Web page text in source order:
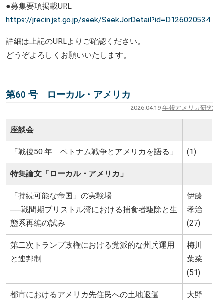
●募集要項掲載URL
https://jrecin.jst.go.jp/seek/SeekJorDetail?id=D126020534
詳細は上記のURLよりご確認ください。
どうぞよろしくお願いいたします。
第60 号 ローカル・アメリカ
2026.04.19 年報アメリカ研究
座談会
「戦後50 年 ベトナム戦争とアメリカを語る 」 (1)
特集論文「 ローカル・アメリカ 」
「持続可能な帝国」の実験場
──戦間期ブリストル湾における捕食者駆除と生
態系再編の試み
伊藤
孝治
(27)
第二次トランプ政権における党派的な州兵運用
と連邦制
梅川
葉菜
(51)
都市におけるアメリカ先住民への土地返還
大野